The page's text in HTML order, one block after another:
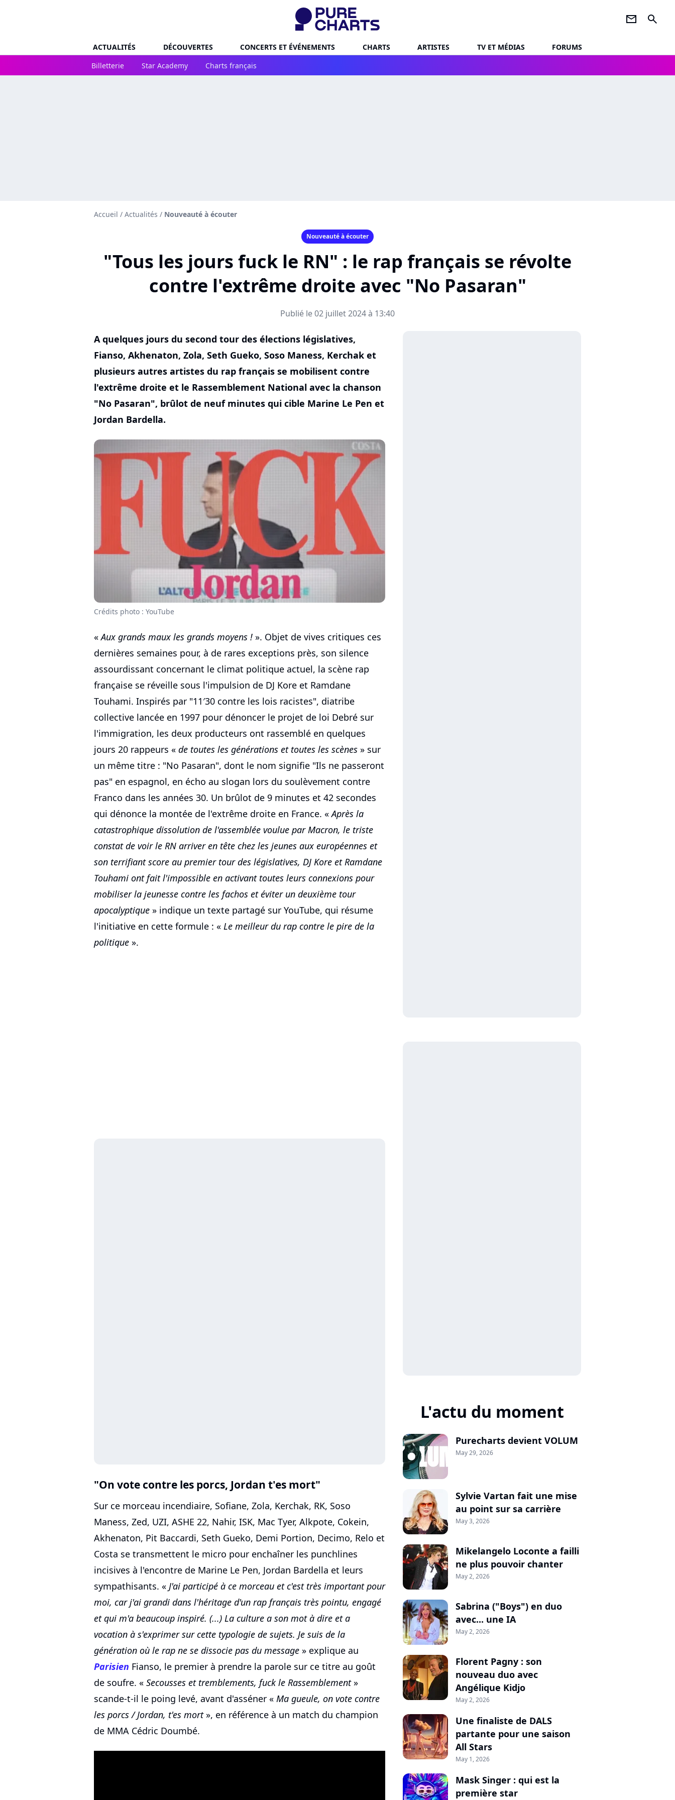
newsletter search
ACTUALITÉS DÉCOUVERTES CONCERTS ET ÉVÉNEMENTS CHARTS ARTISTES TV ET MÉDIAS
FORUMS
Billetterie
Star Academy Charts français
Accueil / Actualités / Nouveauté à écouter
Nouveauté à écouter
"Tous les jours fuck le RN" : le rap français se révolte
contre l'extrême droite avec "No Pasaran"
Publié le 02 juillet 2024 à 13:40
A quelques jours du second tour des élections législatives,
Fianso, Akhenaton, Zola, Seth Gueko, Soso Maness, Kerchak et
plusieurs autres artistes du rap français se mobilisent contre
l'extrême droite et le Rassemblement National avec la chanson
"No Pasaran", brûlot de neuf minutes qui cible Marine Le Pen et
Jordan Bardella.
Crédits photo : YouTube
«Aux grands maux les grands moyens ! ». Objet de vives critiques ces
dernières semaines pour, à de rares exceptions près, son silence
assourdissant concernant le climat politique actuel, la scène rap
française se réveille sous l'impulsion de DJ Kore et Ramdane
Touhami. Inspirés par "11′30 contre les lois racistes", diatribe
collective lancée en 1997 pour dénoncer le projet de loi Debré sur
l'immigration, les deux producteurs ont rassemblé en quelques
jours 20 rappeurs « de toutes les générations et toutes les scènes » sur
un même titre : "No Pasaran", dont le nom signifie "Ils ne passeront
pas" en espagnol, en écho au slogan lors du soulèvement contre
Franco dans les années 30. Un brûlot de 9 minutes et 42 secondes
qui dénonce la montée de l'extrême droite en France. «Après la
catastrophique dissolution de l'assemblée voulue par Macron, le triste
constat de voir le RN arriver en tête chez les jeunes aux européennes et
son terrifiant score au premier tour des législatives, DJ Kore et Ramdane
Touhami ont fait l'impossible en activant toutes leurs connexions pour
mobiliser la jeunesse contre les fachos et éviter un deuxième tour
apocalyptique » indique un texte partagé sur YouTube, qui résume
l'initiative en cette formule : « Le meilleur du rap contre le pire de la
politique ».
"On vote contre les porcs, Jordan t'es mort"
Sur ce morceau incendiaire, Sofiane, Zola, Kerchak, RK, Soso
Maness, Zed, UZI, ASHE 22, Nahir, ISK, Mac Tyer, Alkpote, Cokein,
Akhenaton, Pit Baccardi, Seth Gueko, Demi Portion, Decimo, Relo et
Costa se transmettent le micro pour enchaîner les punchlines
incisives à l'encontre de Marine Le Pen, Jordan Bardella et leurs
sympathisants. « J'ai participé à ce morceau et c'est très important pour
moi, car j'ai grandi dans l'héritage d'un rap français très pointu, engagé
et qui m'a beaucoup inspiré. (...) La culture a son mot à dire et a
vocation à s'exprimer sur cette typologie de sujets. Je suis de la
génération où le rap ne se dissocie pas du message » explique au
Parisien Fianso, le premier à prendre la parole sur ce titre au goût
de soufre. « Secousses et tremblements, fuck le Rassemblement»
scande-t-il le poing levé, avant d'asséner « Ma gueule, on vote contre
les porcs / Jordan, t'es mort», en référence à un match du champion
de MMA Cédric Doumbé.
L'actu du moment
Purecharts devient VOLUM
May 29, 2026
Sylvie Vartan fait une mise
au point sur sa carrière
May 3, 2026
Mikelangelo Loconte a failli
ne plus pouvoir chanter
May 2, 2026
Sabrina ("Boys") en duo
avec... une IA
May 2, 2026
Florent Pagny : son
nouveau duo avec
Angélique Kidjo
May 2, 2026
Une finaliste de DALS
partante pour une saison
All Stars
May 1, 2026
Mask Singer : qui est la
première star